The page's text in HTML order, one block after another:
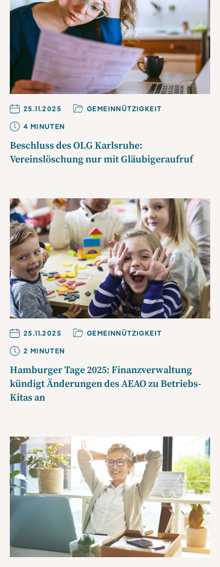
25.11.2025
GEMEINNÜTZIGKEIT
4 MINUTEN
Beschluss des OLG Karlsruhe:
Vereinslöschung nur mit Gläubigeraufruf
25.11.2025
GEMEINNÜTZIGKEIT
2 MINUTEN
Hamburger Tage 2025: Finanzverwaltung
kündigt Änderungen des AEAO zu Betriebs-
Kitas an